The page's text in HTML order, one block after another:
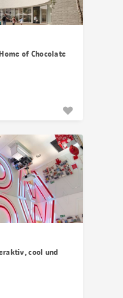
of Chocolate
cool und